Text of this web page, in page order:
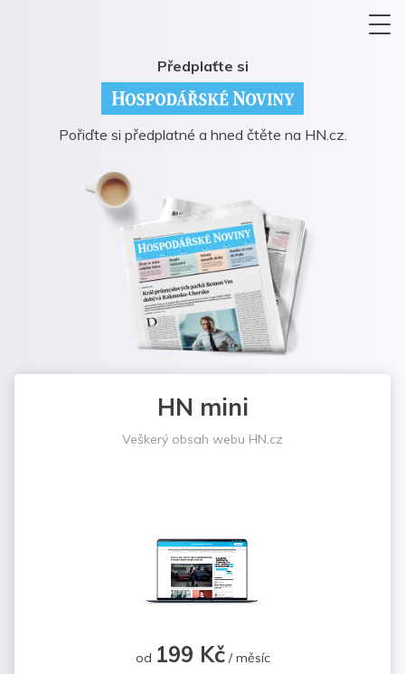
Předplaťte si
Pořiďte si předplatné a hned čtěte na HN.cz.
HN mini
Veškerý obsah webu HN.cz
od 199 Kč/ měsíc